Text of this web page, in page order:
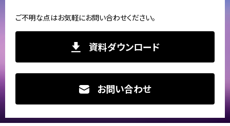
ご不明な点はお気軽にお問い合わせください。
資料ダウンロード
お問い合わせ